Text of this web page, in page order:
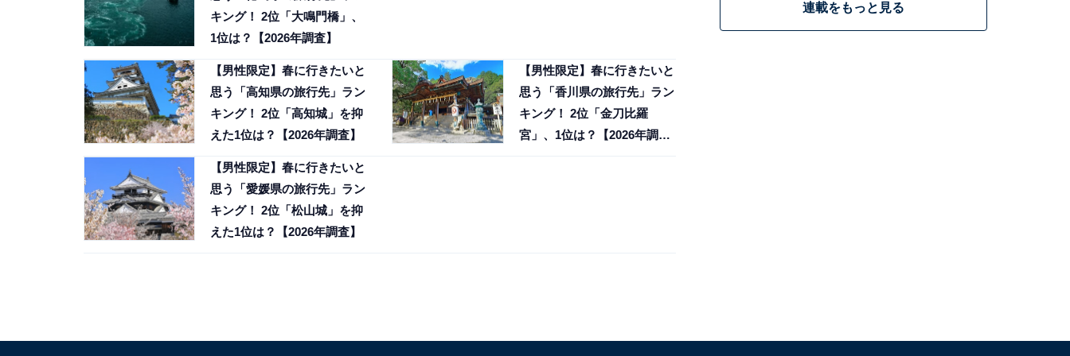
キング！ 2位「大鳴門橋」、
1位は？【2026年調査】
【男性限定】春に行きたいと
思う「高知県の旅行先」ラン
キング！ 2位「高知城」を抑
えた1位は？【2026年調査】
【男性限定】春に行きたいと
思う「香川県の旅行先」ラン
キング！ 2位「金刀比羅
宮」、1位は？【2026年調
【男性限定】春に行きたいと
思う「愛媛県の旅行先」ラン
キング！ 2位「松山城」を抑
えた1位は？【2026年調査】
連載をもっと見る